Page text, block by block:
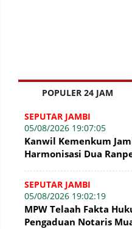
POPULER 24 JAM
SEPUTAR JAMBI
05/08/2026 19:07:05
Kanwil Kemenkum
Harmonisasi Dua
SEPUTAR JAMBI
05/08/2026 19:02:19
MPW Telaah Fakta
Pengaduan Notaris